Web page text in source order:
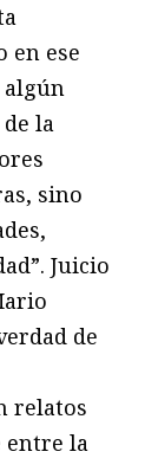
en ese
algún
la
sino
Juicio
de
relatos
entre la